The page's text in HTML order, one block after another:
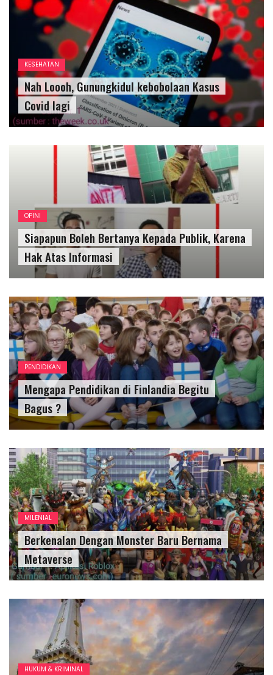
KESEHATAN
Nah Loooh, Gunungkidul kebobolaan Kasus
Covid lagi
OPINI
Siapapun Boleh Bertanya Kepada Publik, Karena
Hak Atas Informasi
PENDIDIKAN
Mengapa Pendidikan di Finlandia Begitu
Bagus ?
MILENIAL
Berkenalan Dengan Monster Baru Bernama
Metaverse
HUKUM & KRIMINAL